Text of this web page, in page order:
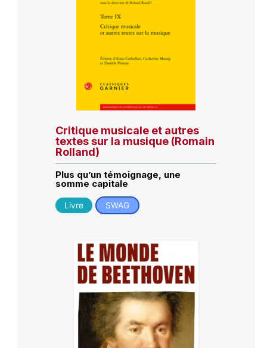
Critique musicale et autres
textes sur la musique (Romain
Rolland)
Plus qu’un témoignage, une
somme capitale
Livre SWAG